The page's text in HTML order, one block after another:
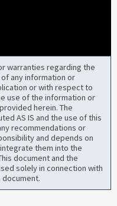
warranties regarding the
any information or
or with respect to
use of the information or
herein. The
AS IS and the use of this
recommendations or
and depends on
them into the
document and the
solely in connection with